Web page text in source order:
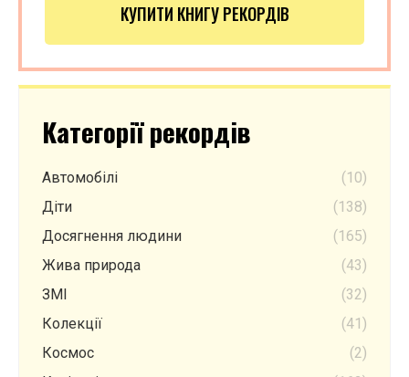
КУПИТИ КНИГУ РЕКОРДІВ
Категорії рекордів
Автомобілі
(10)
Діти
(138)
Досягнення людини
(165)
Жива природа
(43)
ЗМІ
(32)
Колекції
(41)
Космос
(2)